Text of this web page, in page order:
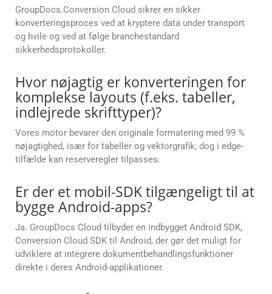
GroupDocs.Conversion Cloud sikrer en sikker
konverteringsproces ved at kryptere data under transport
og hvile og ved at følge branchestandard
sikkerhedsprotokoller.
Hvor nøjagtig er konverteringen for
komplekse layouts (f.eks. tabeller,
indlejrede skrifttyper)?
Vores motor bevarer den originale formatering med 99 %
nøjagtighed, især for tabeller og vektorgrafik; dog i edge-
tilfælde kan reserveregler tilpasses.
Er der et mobil-SDK tilgængeligt til at
bygge Android-apps?
Ja. GroupDocs Cloud tilbyder en indbygget Android SDK,
Conversion Cloud SDK til Android, der gør det muligt for
udviklere at integrere dokumentbehandlingsfunktioner
direkte i deres Android-applikationer.